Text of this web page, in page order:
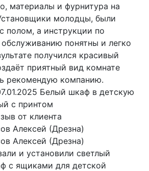
материалы и фурнитура на
молодцы, были
полом, а инструкции по
понятны и легко
получился красивый
приятный вид комнате
рекомендую компанию.
Белый шкаф в детскую
с принтом
Алексей (Дрезна)
и установили светлый
с ящиками для детской